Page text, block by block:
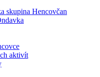
skupina Hencovčan
aktivít